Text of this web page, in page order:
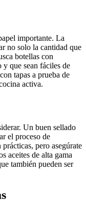
importante. La
no solo la cantidad que
botellas con
que sean fáciles de
tapas a prueba de
activa.
Un buen sellado
el proceso de
pero asegúrate
aceites de alta gama
también pueden ser